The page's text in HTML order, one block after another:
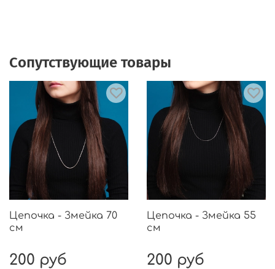
Сопутствующие товары
Цепочка - Змейка 70
см
200 руб
Цепочка - Змейка 55
см
200 руб